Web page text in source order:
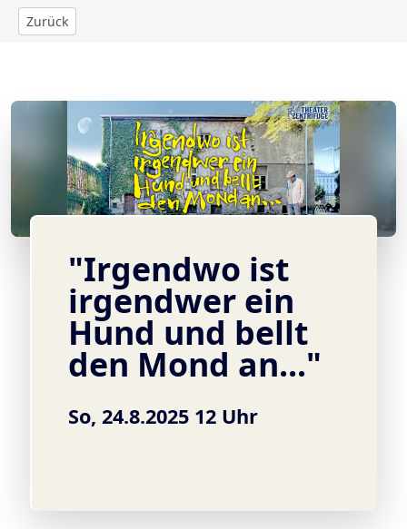
Zurück
"Irgendwo ist
irgendwer ein
Hund und bellt
den Mond an..."
So, 24.8.2025 12 Uhr